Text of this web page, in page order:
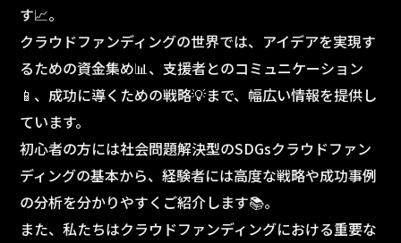
す📈。
クラウドファンディングの世界では、アイデアを実現す
るための資金集め📊、支援者とのコミュニケーション
📱、成功に導くための戦略💡まで、幅広い情報を提供し
ています。
初心者の方には社会問題解決型のSDGsクラウドファン
ディングの基本から、経験者には高度な戦略や成功事例
の分析を分かりやすくご紹介します📚。
また、私たちはクラウドファンディングにおける重要な